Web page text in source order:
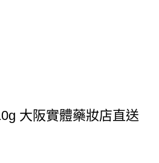
大阪實體藥妝店直送